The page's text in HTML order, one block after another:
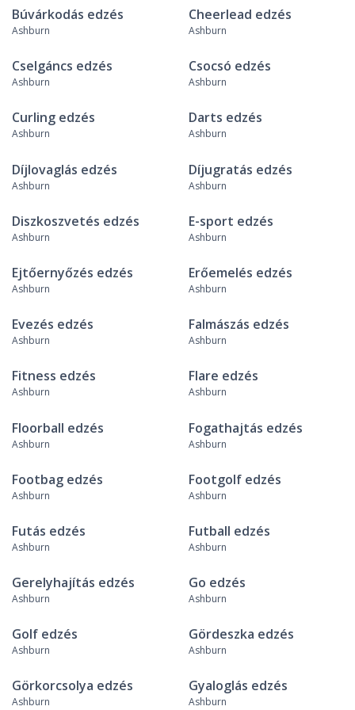
Búvárkodás edzés
Ashburn
Cheerlead edzés
Ashburn
Cselgáncs edzés
Ashburn
Csocsó edzés
Ashburn
Curling edzés
Ashburn
Darts edzés
Ashburn
Díjlovaglás edzés
Ashburn
Díjugratás edzés
Ashburn
Diszkoszvetés edzés
Ashburn
E-sport edzés
Ashburn
Ejtőernyőzés edzés
Ashburn
Erőemelés edzés
Ashburn
Evezés edzés
Ashburn
Falmászás edzés
Ashburn
Fitness edzés
Ashburn
Flare edzés
Ashburn
Floorball edzés
Ashburn
Fogathajtás edzés
Ashburn
Footbag edzés
Ashburn
Footgolf edzés
Ashburn
Futás edzés
Ashburn
Futball edzés
Ashburn
Gerelyhajítás edzés
Ashburn
Go edzés
Ashburn
Golf edzés
Ashburn
Gördeszka edzés
Ashburn
Görkorcsolya edzés
Ashburn
Gyaloglás edzés
Ashburn